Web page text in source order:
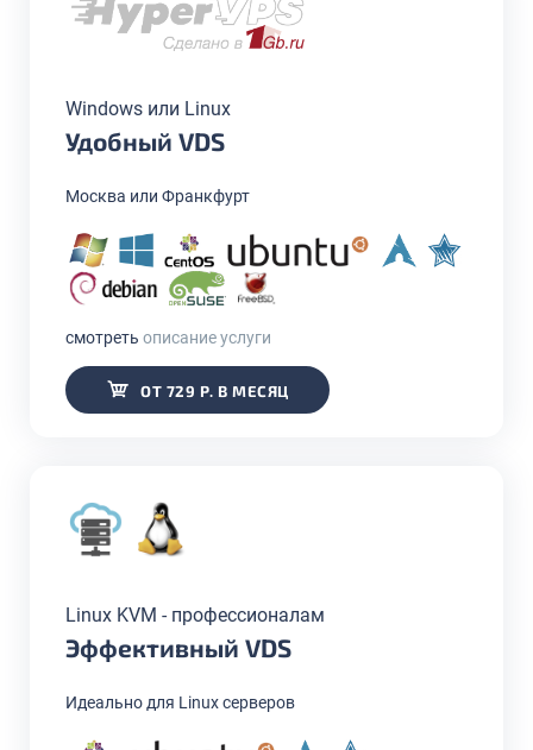
Windows или Linux
Удобный VDS
Москва или Франкфурт
смотреть описание услуги
ОТ 729 Р. В МЕСЯЦ
Linux KVM - профессионалам
Эффективный VDS
Идеально для Linux серверов